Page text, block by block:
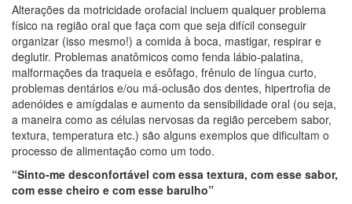
Alterações da motricidade orofacial incluem qualquer problema
físico na região oral que faça com que seja difícil conseguir
organizar (isso mesmo!) a comida à boca, mastigar, respirar e
deglutir. Problemas anatômicos como fenda lábio-palatina,
malformações da traqueia e esôfago, frênulo de língua curto,
problemas dentários e/ou má-oclusão dos dentes, hipertrofia de
adenóides e amígdalas e aumento da sensibilidade oral (ou seja,
a maneira como as células nervosas da região percebem sabor,
textura, temperatura etc.) são alguns exemplos que dificultam o
processo de alimentação como um todo.
“Sinto-me desconfortável com essa textura, com esse sabor,
com esse cheiro e com esse barulho”